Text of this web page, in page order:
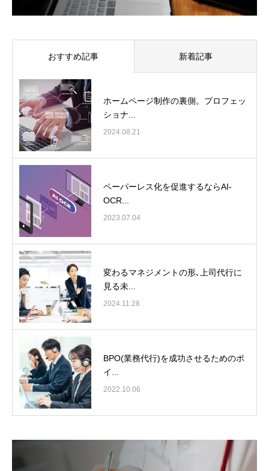
おすすめ記事 新着記事
ホームページ制作の裏側。プロフェッ
ショナ...
2024.08.21
ペーパーレス化を促進するならAI-
OCR...
2023.07.04
変わるマネジメントの形､上司代行に
見る未...
2024.11.28
BPO(業務代行)を成功させるためのポ
イ...
2022.10.06